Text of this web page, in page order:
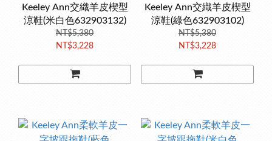
Keeley Ann交織羊皮楔型
涼鞋(米白色632903132)
NT$5,380
NT$3,228
Keeley Ann交織羊皮楔型
涼鞋(綠色632903102)
NT$5,380
NT$3,228